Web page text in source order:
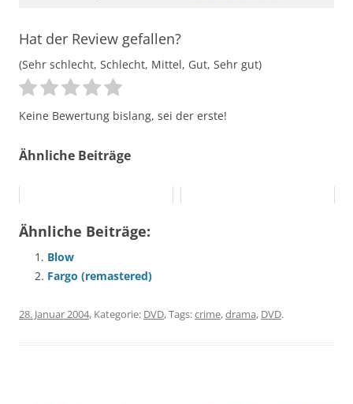
Hat der Review gefallen?
(Sehr schlecht, Schlecht, Mittel, Gut, Sehr gut)
Keine Bewertung bislang, sei der erste!
Ähnliche Beiträge
Ähnliche Beiträge:
Blow
Fargo (remastered)
28. Januar 2004, Kategorie: DVD, Tags:crime,drama, DVD.